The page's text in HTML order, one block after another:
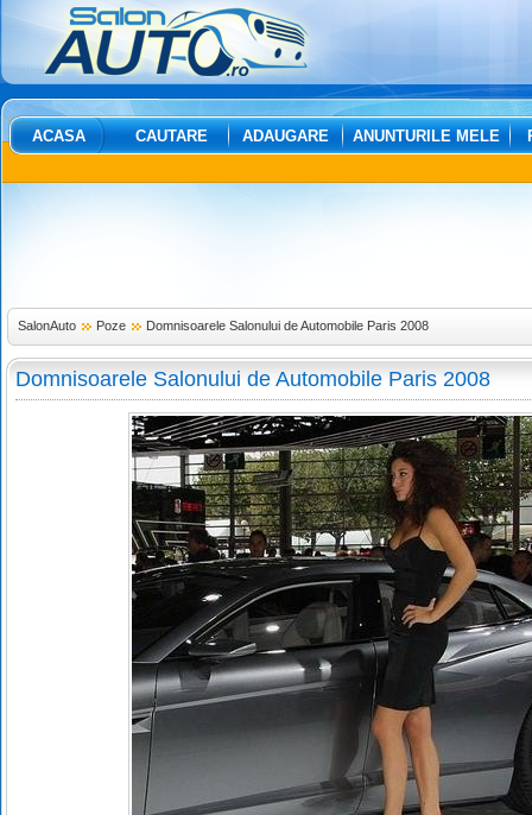
ACASA CAUTARE ADAUGARE ANUNTURILE MELE
SalonAuto Poze Domnisoarele Salonului de Automobile Paris 2008
Domnisoarele Salonului de Automobile Paris 2008